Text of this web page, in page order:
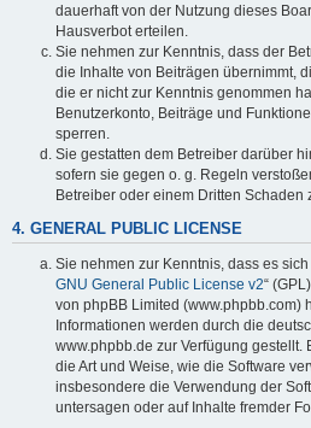
dauerhaft von der Nutzung dieses
Hausverbot erteilen.
Sie nehmen zur Kenntnis, dass der
die Inhalte von Beiträgen übernimmt,
die er nicht zur Kenntnis genommen
Benutzerkonto, Beiträge und
sperren.
Sie gestatten dem Betreiber darüber
sofern sie gegen o. g. Regeln
Betreiber oder einem Dritten Schaden
4. GENERAL PUBLIC LICENSE
Sie nehmen zur Kenntnis, dass es
GNU General Public License v2“
von phpBB Limited (www.phpbb.com)
Informationen werden durch die
www.phpbb.de zur Verfügung
die Art und Weise, wie die Software
insbesondere die Verwendung der
untersagen oder auf Inhalte fremder